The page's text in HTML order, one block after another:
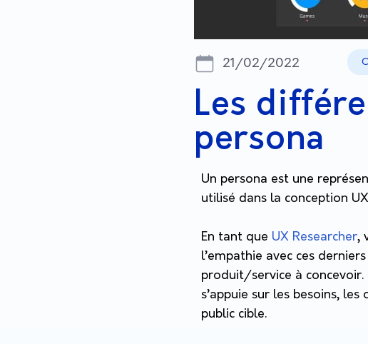
21/02/2022
Les
persona
Un persona est une
utilisé dans la conception
En tant que UX Researcher,
l’empathie avec ces
produit/service à
s’appuie sur les besoins,
public cible.